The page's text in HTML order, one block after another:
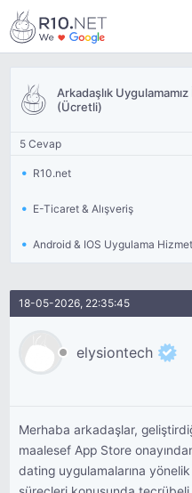
Arkadaşlık
(Ücretli)
5 Cevap
R10.net
E-Ticaret & Alışveriş
Android & IOS Uygulama
18-05-2026, 22:35:45
elysiontech
Merhaba arkadaşlar,
maalesef App Store
dating uygulamalarına